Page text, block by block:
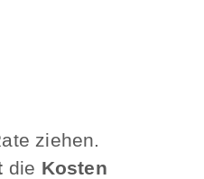
ziehen.
die Kosten